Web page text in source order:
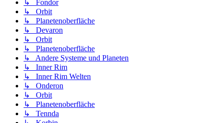
↳ Fondor
↳ Orbit
↳ Planetenoberfläche
↳ Devaron
↳ Orbit
↳ Planetenoberfläche
↳ Andere Systeme und Planeten
↳ Inner Rim
↳ Inner Rim Welten
↳ Onderon
↳ Orbit
↳ Planetenoberfläche
↳ Tennda